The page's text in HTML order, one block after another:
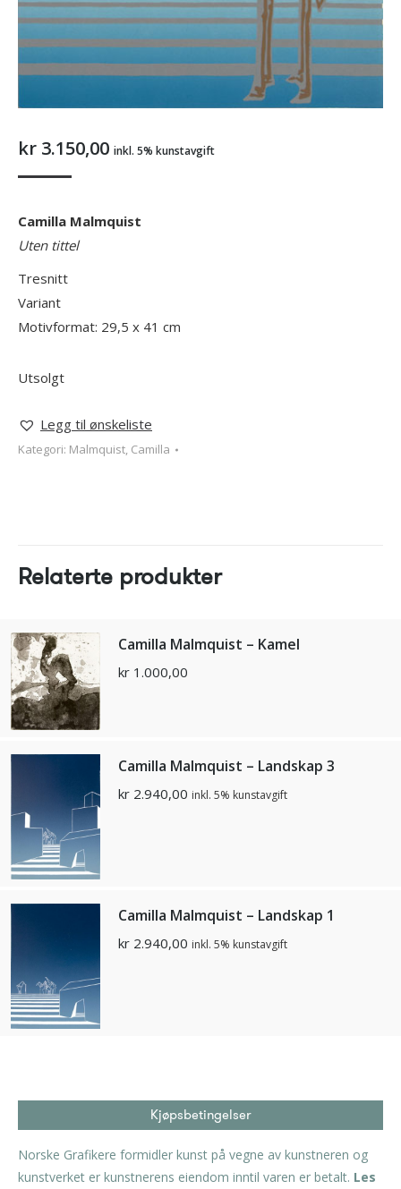
kr 3.150,00 inkl. 5% kunstavgift
Camilla Malmquist
Uten tittel
Tresnitt
Variant
Motivformat: 29,5 x 41 cm
Utsolgt
Legg til ønskeliste
Kategori: Malmquist, Camilla
Relaterte produkter
Camilla Malmquist – Kamel
kr 1.000,00
Camilla Malmquist – Landskap 3
kr 2.940,00 inkl. 5% kunstavgift
Camilla Malmquist – Landskap 1
kr 2.940,00 inkl. 5% kunstavgift
Kjøpsbetingelser
Norske Grafikere formidler kunst på vegne av kunstneren og
kunstverket er kunstnerens eiendom inntil varen er betalt. Les